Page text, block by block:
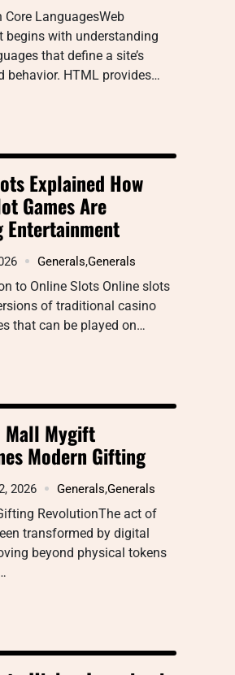
LanguagesWeb
begins with understanding
that define a site’s
behavior. HTML provides…
Explained How
Games Are
Entertainment
Generals,Generals
to Online Slots Online slots
of traditional casino
that can be played on…
Mall Mygift
Modern Gifting
2026 Generals,Generals
RevolutionThe act of
transformed by digital
beyond physical tokens